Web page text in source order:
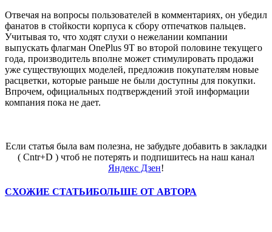
Отвечая на вопросы пользователей в комментариях, он убедил
фанатов в стойкости корпуса к сбору отпечатков пальцев.
Учитывая то, что ходят слухи о нежелании компании
выпускать флагман OnePlus 9T во второй половине текущего
года, производитель вполне может стимулировать продажи
уже существующих моделей, предложив покупателям новые
расцветки, которые раньше не были доступны для покупки.
Впрочем, официальных подтверждений этой информации
компания пока не дает.
Если статья была вам полезна, не забудьте добавить в закладки
( Cntr+D ) чтоб не потерять и подпишитесь на наш канал
Яндекс Дзен!
СХОЖИЕ СТАТЬИБОЛЬШЕ ОТ АВТОРА